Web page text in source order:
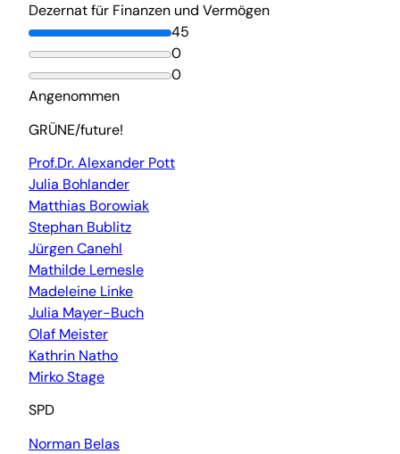
Dezernat für Finanzen und Vermögen
45
0
0
Angenommen
GRÜNE/future!
Prof.Dr. Alexander Pott
Julia Bohlander
Matthias Borowiak
Stephan Bublitz
Jürgen Canehl
Mathilde Lemesle
Madeleine Linke
Julia Mayer-Buch
Olaf Meister
Kathrin Natho
Mirko Stage
SPD
Norman Belas